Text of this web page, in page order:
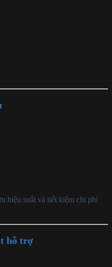
hiệu suất và tiết kiệm chi phí
hỗ trợ